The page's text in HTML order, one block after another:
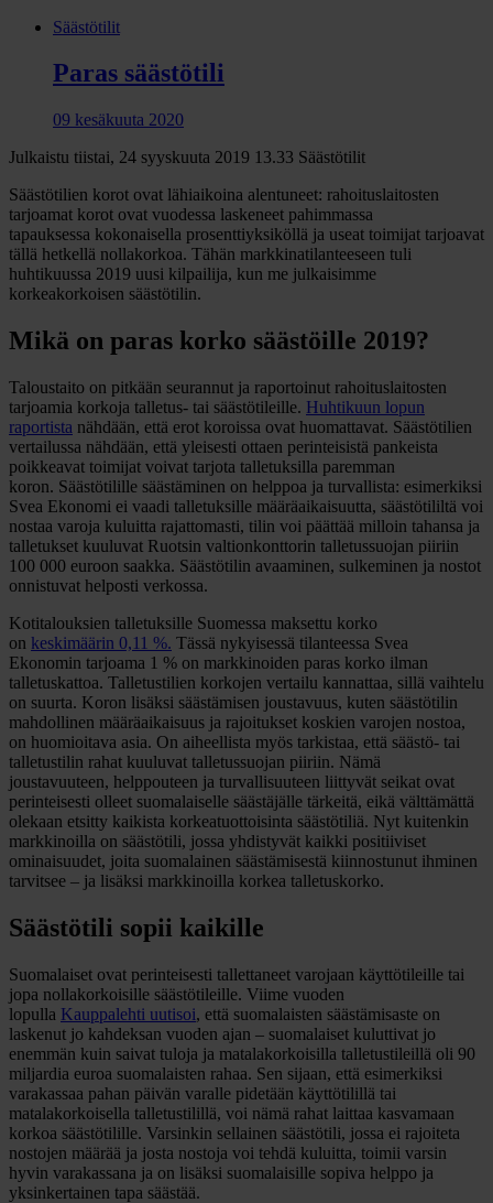
Säästötilit
Paras säästötili
09 kesäkuuta 2020
Julkaistu tiistai, 24 syyskuuta 2019 13.33 Säästötilit
Säästötilien korot ovat lähiaikoina alentuneet: rahoituslaitosten
tarjoamat korot ovat vuodessa laskeneet pahimmassa
tapauksessa kokonaisella prosenttiyksiköllä ja useat toimijat tarjoavat
tällä hetkellä nollakorkoa. Tähän markkinatilanteeseen tuli
huhtikuussa 2019 uusi kilpailija, kun me julkaisimme
korkeakorkoisen säästötilin.
Mikä on paras korko säästöille 2019?
Taloustaito on pitkään seurannut ja raportoinut rahoituslaitosten
tarjoamia korkoja talletus- tai säästötileille. Huhtikuun lopun
raportista nähdään, että erot koroissa ovat huomattavat. Säästötilien
vertailussa nähdään, että yleisesti ottaen perinteisistä pankeista
poikkeavat toimijat voivat tarjota talletuksilla paremman
koron. Säästötilille säästäminen on helppoa ja turvallista: esimerkiksi
Svea Ekonomi ei vaadi talletuksille määräaikaisuutta, säästötililtä voi
nostaa varoja kuluitta rajattomasti, tilin voi päättää milloin tahansa ja
talletukset kuuluvat Ruotsin valtionkonttorin talletussuojan piiriin
100 000 euroon saakka. Säästötilin avaaminen, sulkeminen ja nostot
onnistuvat helposti verkossa.
Kotitalouksien talletuksille Suomessa maksettu korko
on keskimäärin 0,11 %. Tässä nykyisessä tilanteessa Svea
Ekonomin tarjoama 1 % on markkinoiden paras korko ilman
talletuskattoa. Talletustilien korkojen vertailu kannattaa, sillä vaihtelu
on suurta. Koron lisäksi säästämisen joustavuus, kuten säästötilin
mahdollinen määräaikaisuus ja rajoitukset koskien varojen nostoa,
on huomioitava asia. On aiheellista myös tarkistaa, että säästö- tai
talletustilin rahat kuuluvat talletussuojan piiriin. Nämä
joustavuuteen, helppouteen ja turvallisuuteen liittyvät seikat ovat
perinteisesti olleet suomalaiselle säästäjälle tärkeitä, eikä välttämättä
olekaan etsitty kaikista korkeatuottoisinta säästötiliä. Nyt kuitenkin
markkinoilla on säästötili, jossa yhdistyvät kaikki positiiviset
ominaisuudet, joita suomalainen säästämisestä kiinnostunut ihminen
tarvitsee – ja lisäksi markkinoilla korkea talletuskorko.
Säästötili sopii kaikille
Suomalaiset ovat perinteisesti tallettaneet varojaan käyttötileille tai
jopa nollakorkoisille säästötileille. Viime vuoden
lopulla Kauppalehti uutisoi, että suomalaisten säästämisaste on
laskenut jo kahdeksan vuoden ajan – suomalaiset kuluttivat jo
enemmän kuin saivat tuloja ja matalakorkoisilla talletustileillä oli 90
miljardia euroa suomalaisten rahaa. Sen sijaan, että esimerkiksi
varakassaa pahan päivän varalle pidetään käyttötilillä tai
matalakorkoisella talletustilillä, voi nämä rahat laittaa kasvamaan
korkoa säästötilille. Varsinkin sellainen säästötili, jossa ei rajoiteta
nostojen määrää ja josta nostoja voi tehdä kuluitta, toimii varsin
hyvin varakassana ja on lisäksi suomalaisille sopiva helppo ja
yksinkertainen tapa säästää.